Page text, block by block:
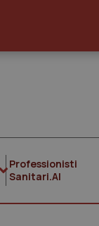
Professionisti
Sanitari.AI